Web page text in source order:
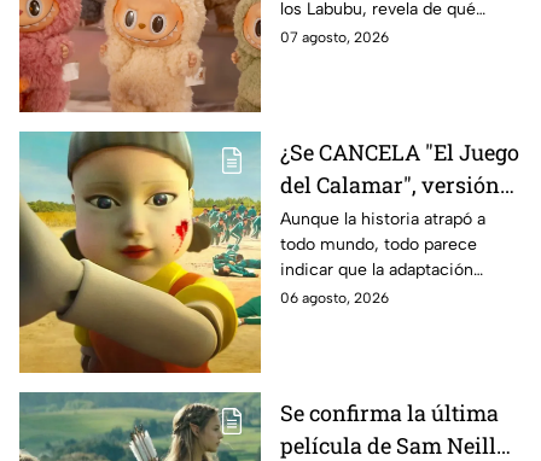
los Labubu, revela de qué
tratará la cinta. Aquí te
07 agosto, 2026
¿Se CANCELA "El Juego
del Calamar", versión
Estados Unidos? Esto
es lo que se sabe al
momento
Aunque la historia atrapó a
todo mundo, todo parece
indicar que la adaptación
podría ser cancelada:
06 agosto, 2026
Se confirma la última
película de Sam Neill